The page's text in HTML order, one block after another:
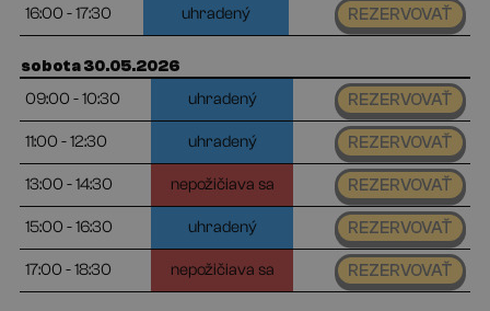
16:00 - 17:30 uhradený REZERVOVAŤ
sobota 30.05.2026
09:00 - 10:30
uhradený REZERVOVAŤ
11:00 - 12:30 uhradený REZERVOVAŤ
13:00 - 14:30 nepožičiava sa REZERVOVAŤ
15:00 - 16:30 uhradený REZERVOVAŤ
17:00 - 18:30 nepožičiava sa REZERVOVAŤ